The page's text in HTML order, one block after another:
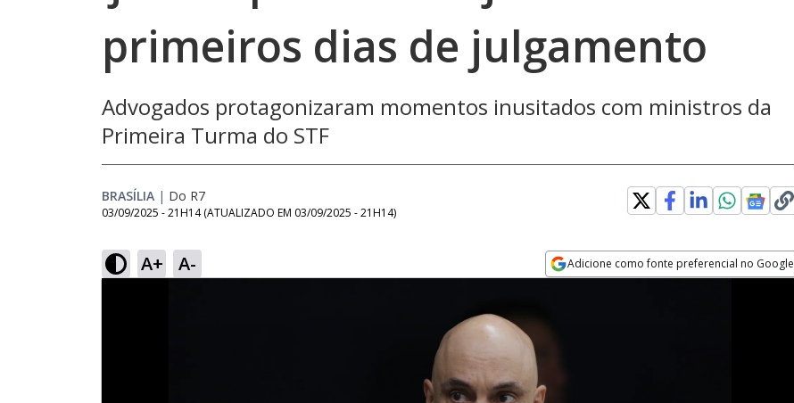
primeiros dias de julgamento
Advogados protagonizaram momentos inusitados com ministros da
Primeira Turma do STF
BRASÍLIA | Do R7
03/09/2025 - 21H14 (ATUALIZADO EM 03/09/2025 - 21H14)
A+ A- Adicione como fonte preferencial no Google